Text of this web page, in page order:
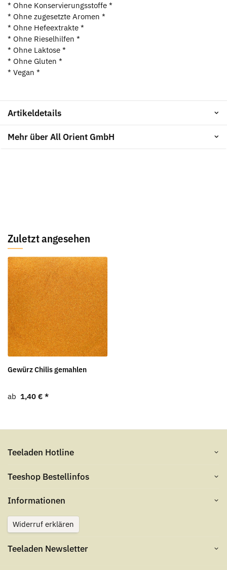
* Ohne Konservierungsstoffe *
* Ohne zugesetzte Aromen *
* Ohne Hefeextrakte *
* Ohne Rieselhilfen *
* Ohne Laktose *
* Ohne Gluten *
* Vegan *
Artikeldetails
Mehr über All Orient GmbH
Zuletzt angesehen
Gewürz Chilis gemahlen
ab 1,40 € *
Teeladen Hotline
Teeshop Bestellinfos
Informationen
Widerruf erklären
Teeladen Newsletter